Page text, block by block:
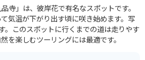
寺」は、彼岸花で有名なスポットです。
気温が下がり出す頃に咲き始めます。写
。このスポットに行くまでの道は走りやす
を楽しむツーリングには最適です。